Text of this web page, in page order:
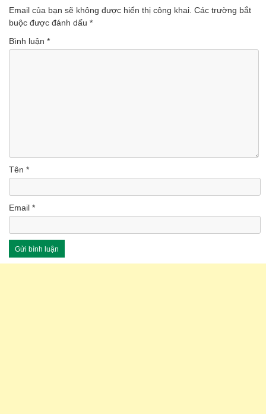
(Lượt nghe: 606)
Email của bạn sẽ không được hiển thị công khai. Các trường bắt
buộc được đánh dấu *
Bình luận *
Tên *
Email *